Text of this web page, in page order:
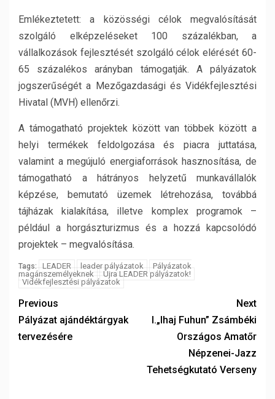
Emlékeztetett: a közösségi célok megvalósítását
szolgáló elképzeléseket 100 százalékban, a
vállalkozások fejlesztését szolgáló célok elérését 60-
65 százalékos arányban támogatják. A pályázatok
jogszerűségét a Mezőgazdasági és Vidékfejlesztési
Hivatal (MVH) ellenőrzi.
A támogatható projektek között van többek között a
helyi termékek feldolgozása és piacra juttatása,
valamint a megújuló energiaforrások hasznosítása, de
támogatható a hátrányos helyzetű munkavállalók
képzése, bemutató üzemek létrehozása, továbbá
tájházak kialakítása, illetve komplex programok –
például a horgászturizmus és a hozzá kapcsolódó
projektek – megvalósítása.
Tags: LEADER leader pályázatok
Pályázatok
magánszemélyeknek
Újra LEADER pályázatok!
Vidékfejlesztési pályázatok
Previous
Pályázat ajándéktárgyak
tervezésére
Next
I.„Ihaj Fuhun” Zsámbéki
Országos Amatőr
Népzenei-Jazz
Tehetségkutató Verseny